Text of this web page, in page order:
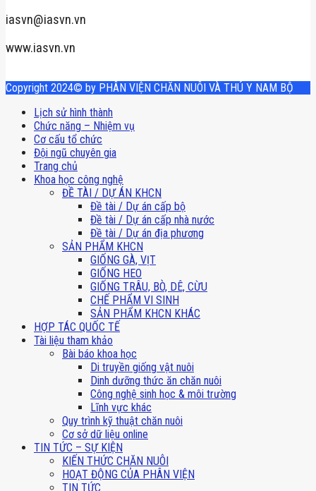
iasvn@iasvn.vn
www.iasvn.vn
Copyright 2024© by PHÂN VIỆN CHĂN NUÔI VÀ THÚ Y NAM BỘ
Lịch sử hình thành
Chức năng – Nhiệm vụ
Cơ cấu tổ chức
Đội ngũ chuyên gia
Trang chủ
Khoa học công nghệ
ĐỀ TÀI / DỰ ÁN KHCN
Đề tài / Dự án cấp bộ
Đề tài / Dự án cấp nhà nước
Đề tài / Dự án địa phương
SẢN PHẨM KHCN
GIỐNG GÀ, VỊT
GIỐNG HEO
GIỐNG TRÂU, BÒ, DÊ, CỪU
CHẾ PHẨM VI SINH
SẢN PHẨM KHCN KHÁC
HỢP TÁC QUỐC TẾ
Tài liệu tham khảo
Bài báo khoa học
Di truyền giống vật nuôi
Dinh dưỡng thức ăn chăn nuôi
Công nghệ sinh học & môi trường
Lĩnh vực khác
Quy trình kỹ thuật chăn nuôi
Cơ sở dữ liệu online
TIN TỨC – SỰ KIỆN
KIẾN THỨC CHĂN NUÔI
HOẠT ĐỘNG CỦA PHÂN VIỆN
TIN TỨC